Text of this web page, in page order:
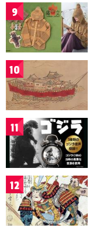
9
10
11
12